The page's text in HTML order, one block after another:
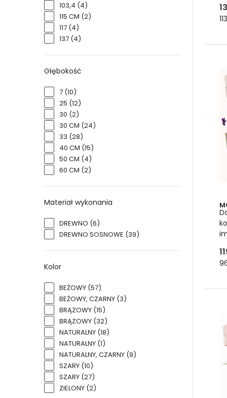
103,4 (4)
115 CM (2)
117 (4)
137 (4)
Głębokość
7 (10)
25 (12)
30 (2)
30 CM (24)
33 (28)
40 CM (15)
50 CM (4)
60 CM (2)
Materiał wykonania
DREWNO (6)
DREWNO SOSNOWE (39)
Kolor
BEŻOWY (57)
BEŻOWY, CZARNY (3)
BRĄZOWY (15)
BRĄZOWY (32)
NATURALNY (18)
NATURALNY (1)
NATURALNY, CZARNY (9)
SZARY (10)
SZARY (27)
ZIELONY (2)